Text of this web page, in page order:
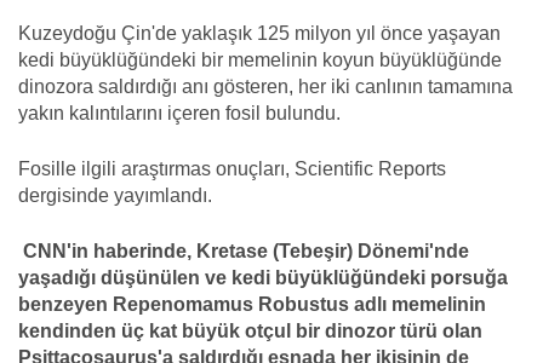
Kuzeydoğu Çin'de yaklaşık 125 milyon yıl önce yaşayan
kedi büyüklüğündeki bir memelinin koyun büyüklüğünde
dinozora saldırdığı anı gösteren, her iki canlının tamamına
yakın kalıntılarını içeren fosil bulundu.
Fosille ilgili araştırmas onuçları, Scientific Reports
dergisinde yayımlandı.
CNN'in haberinde, Kretase (Tebeşir) Dönemi'nde
yaşadığı düşünülen ve kedi büyüklüğündeki porsuğa
benzeyen Repenomamus Robustus adlı memelinin
kendinden üç kat büyük otçul bir dinozor türü olan
Psittacosaurus'a saldırdığı esnada her ikisinin de